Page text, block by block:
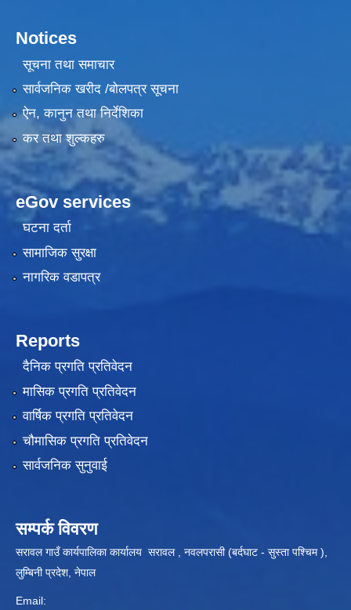
Notices
सूचना तथा समाचार
सार्वजनिक खरीद /बोलपत्र सूचना
ऐन, कानुन तथा निर्देशिका
कर तथा शुल्कहरु
eGov services
घटना दर्ता
सामाजिक सुरक्षा
नागरिक वडापत्र
Reports
दैनिक प्रगति प्रतिवेदन
मासिक प्रगति प्रतिवेदन
वार्षिक प्रगति प्रतिवेदन
चौमासिक प्रगति प्रतिवेदन
सार्वजनिक सुनुवाई
सम्पर्क विवरण
सरावल गाउँ कार्यपालिका कार्यालय सरावल , नवलपरासी (बर्दघाट - सुस्ता पश्चिम ),
लुम्बिनी प्रदेश, नेपाल
Email: